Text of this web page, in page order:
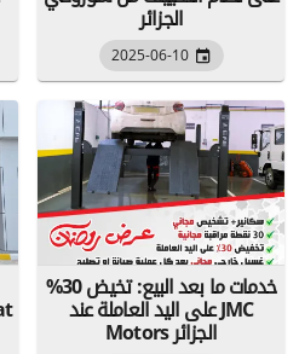
الجزائر
2025-06-10
خدمات ما بعد البيع: تخيض 30%
على اليد العاملة عند JMC
Motors الجزائر